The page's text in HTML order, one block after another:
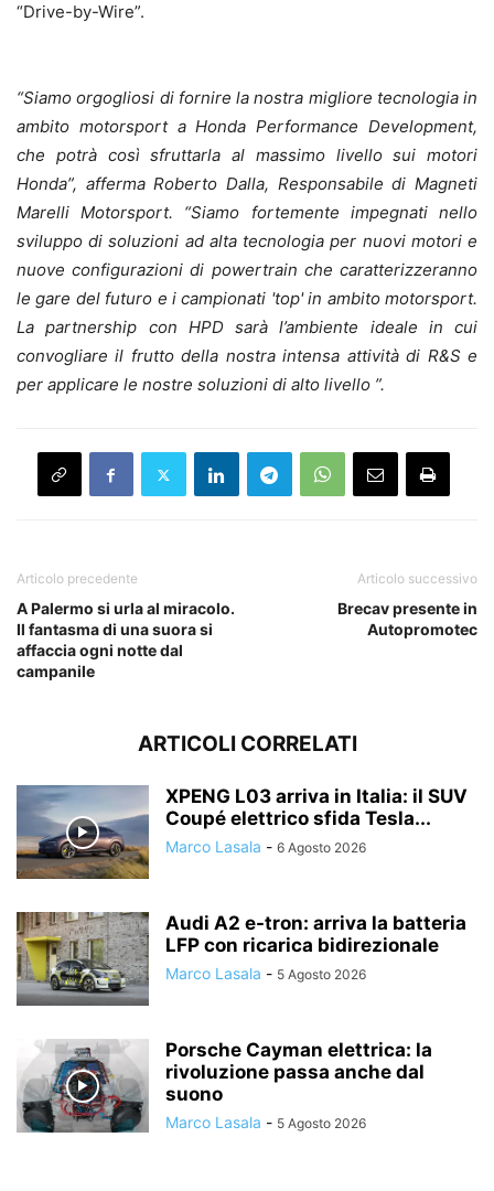
“Drive-by-Wire”.
“Siamo orgogliosi di fornire la nostra migliore tecnologia in
ambito motorsport a Honda Performance Development,
che potrà così sfruttarla al massimo livello sui motori
Honda”, afferma Roberto Dalla, Responsabile di Magneti
Marelli Motorsport. “Siamo fortemente impegnati nello
sviluppo di soluzioni ad alta tecnologia per nuovi motori e
nuove configurazioni di powertrain che caratterizzeranno
le gare del futuro e i campionati 'top' in ambito motorsport.
La partnership con HPD sarà l’ambiente ideale in cui
convogliare il frutto della nostra intensa attività di R&S e
per applicare le nostre soluzioni di alto livello ”.
Articolo precedente
A Palermo si urla al miracolo.
Il fantasma di una suora si
affaccia ogni notte dal
campanile
Articolo successivo
Brecav presente in
Autopromotec
ARTICOLI CORRELATI
XPENG L03 arriva in Italia: il SUV
Coupé elettrico sfida Tesla...
Marco Lasala - 6 Agosto 2026
Audi A2 e-tron: arriva la batteria
LFP con ricarica bidirezionale
Marco Lasala - 5 Agosto 2026
Porsche Cayman elettrica: la
rivoluzione passa anche dal
suono
Marco Lasala - 5 Agosto 2026